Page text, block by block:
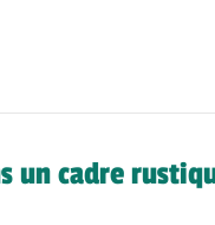
un cadre